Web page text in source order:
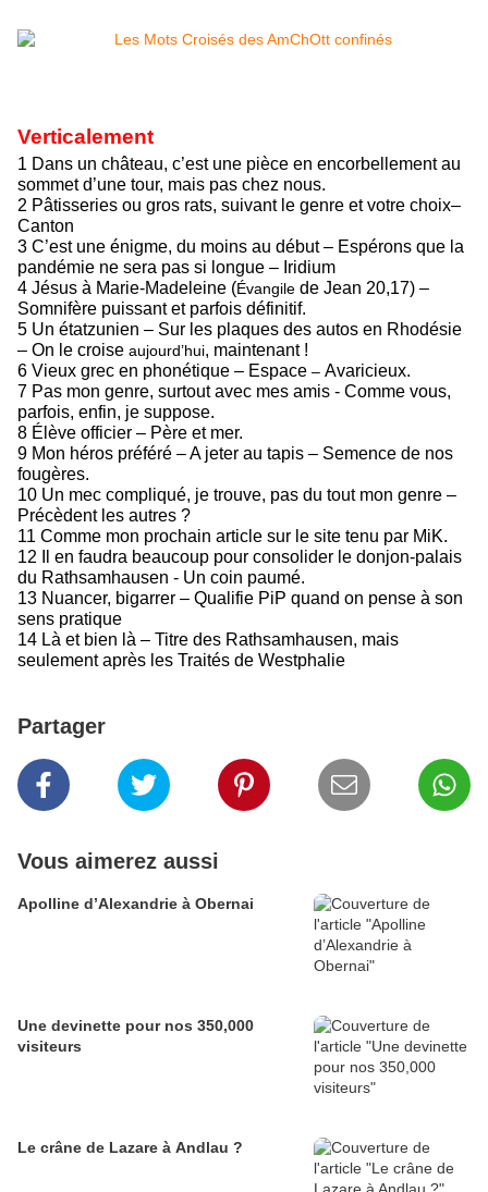
Verticalement
1 Dans un château, c’est une pièce en encorbellement au
sommet d’une tour, mais pas chez nous.
2 Pâtisseries ou gros rats, suivant le genre et votre choix–
Canton
3 C’est une énigme, du moins au début – Espérons que la
pandémie ne sera pas si longue – Iridium
4 Jésus à Marie-Madeleine (Évangile de Jean 20,17) –
Somnifère puissantet parfois définitif.
5 Un étatzunien – Sur les plaques des autos en Rhodésie
– On le croise aujourd’hui, maintenant !
6 Vieux grec en phonétique – Espace – Avaricieux.
7 Pas mon genre, surtout avec mes amis - Comme vous,
parfois, enfin, je suppose.
8 Élève officier – Père et mer.
9 Mon héros préféré – A jeter au tapis – Semence de nos
fougères.
10 Un mec compliqué, je trouve, pas du tout mon genre –
Précèdent les autres ?
11 Comme mon prochain article sur le site tenu par MiK.
12 Il en faudra beaucoup pour consolider le donjon-palais
du Rathsamhausen - Un coin paumé.
13 Nuancer, bigarrer – Qualifie PiP quand on pense à son
sens pratique
14 Là et bien là – Titre des Rathsamhausen, mais
seulement après les Traités de Westphalie
Partager
Vous aimerez aussi
Apolline d’Alexandrie à Obernai
Une devinette pour nos 350,000
visiteurs
Le crâne de Lazare à Andlau ?